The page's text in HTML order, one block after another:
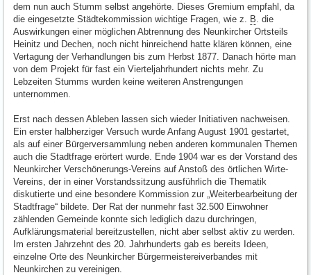
dem nun auch Stumm selbst angehörte. Dieses Gremium empfahl, da
die eingesetzte Städtekommission wichtige Fragen, wie z. B . die
Auswirkungen einer möglichen Abtrennung des Neunkircher Ortsteils
Heinitz und Dechen, noch nicht hinreichend hatte klären können, eine
Vertagung der Verhandlungen bis zum Herbst 1877. Danach hörte man
von dem Projekt für fast ein Vierteljahrhundert nichts mehr. Zu
Lebzeiten Stumms wurden keine weiteren Anstrengungen
unternommen.
Erst nach dessen Ableben lassen sich wieder Initiativen nachweisen.
Ein erster halbherziger Versuch wurde Anfang August 1901 gestartet,
als auf einer Bürgerversammlung neben anderen kommunalen Themen
auch die Stadtfrage erörtert wurde. Ende 1904 war es der Vorstand des
Neunkircher Verschönerungs-Vereins auf Anstoß des örtlichen Wirte-
Vereins, der in einer Vorstandssitzung ausführlich die Thematik
diskutierte und eine besondere Kommission zur „Weiterbearbeitung der
Stadtfrage“ bildete. Der Rat der nunmehr fast 32.500 Einwohner
zählenden Gemeinde konnte sich lediglich dazu durchringen,
Aufklärungsmaterial bereitzustellen, nicht aber selbst aktiv zu werden.
Im ersten Jahrzehnt des 20. Jahrhunderts gab es bereits Ideen,
einzelne Orte des Neunkircher Bürgermeistereiverbandes mit
Neunkirchen zu vereinigen.